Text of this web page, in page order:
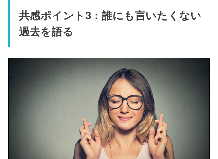
共感ポイント3：誰にも言いたくない
過去を語る